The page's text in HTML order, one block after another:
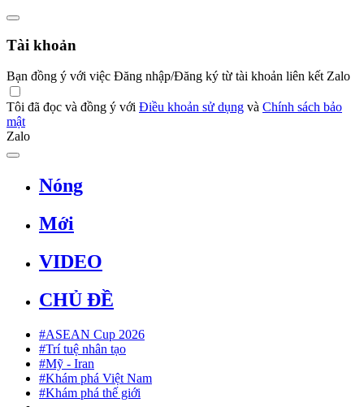
Tài khoản
Bạn đồng ý với việc Đăng nhập/Đăng ký từ tài khoản liên kết Zalo
Tôi đã đọc và đồng ý với Điều khoản sử dụng và Chính sách bảo
mật
Zalo
Nóng
Mới
VIDEO
CHỦ ĐỀ
#ASEAN Cup 2026
#Trí tuệ nhân tạo
#Mỹ - Iran
#Khám phá Việt Nam
#Khám phá thế giới